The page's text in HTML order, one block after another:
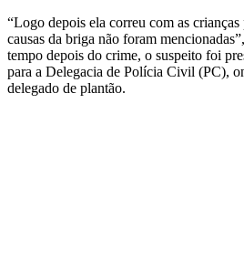
“Logo depois ela correu com as crianças
causas da briga não foram
tempo depois do crime, o suspeito foi
para a Delegacia de Polícia Civil (PC),
delegado de plantão.